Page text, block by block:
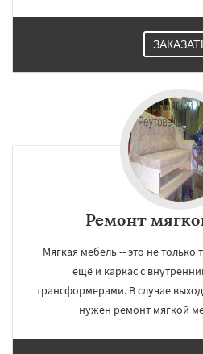
Ремонт
Мягкая мебель -- это не только
ещё и каркас с
трансформерами. В случае
нужен ремонт мягкой